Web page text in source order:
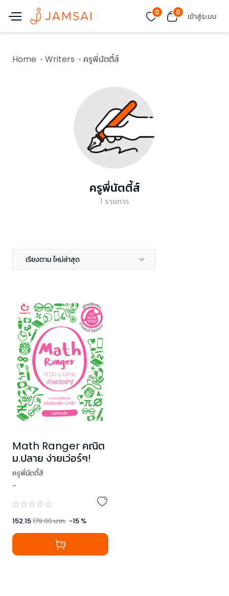
0 0 เข้าสู่ระบบ
Home Writers ครูพี่นัตตี้ส์
ครูพี่นัตตี้ส์
1 รายการ
เรียงตาม ใหม่ล่าสุด
Math Ranger คณิต
ม.ปลาย ง่ายเว่อร์ๆ!
ครูพี่นัตตี้ส์
-
152.15179.00บาท -15 %